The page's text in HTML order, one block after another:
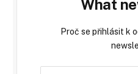
What
Proč se přihlásit k